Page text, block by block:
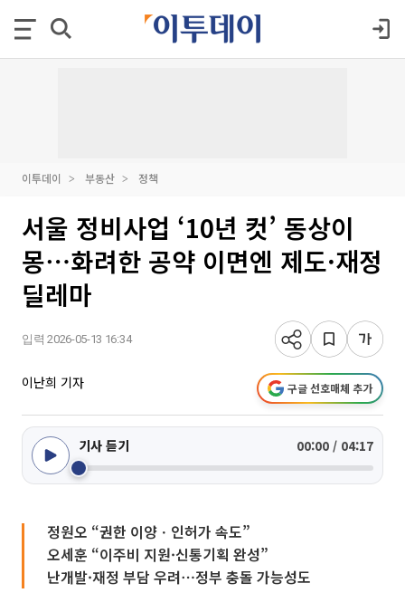
이투데이 부동산 정책
서울 정비사업 ‘10년 컷’ 동상이
몽⋯화려한 공약 이면엔 제도·재정
딜레마
입력 2026-05-13 16:34
이난희 기자 구글 선호매체 추가
기사 듣기 00:00 / 04:17
정원오 “권한 이양ㆍ인허가 속도”
오세훈 “이주비 지원·신통기획 완성”
난개발·재정 부담 우려⋯정부 충돌 가능성도